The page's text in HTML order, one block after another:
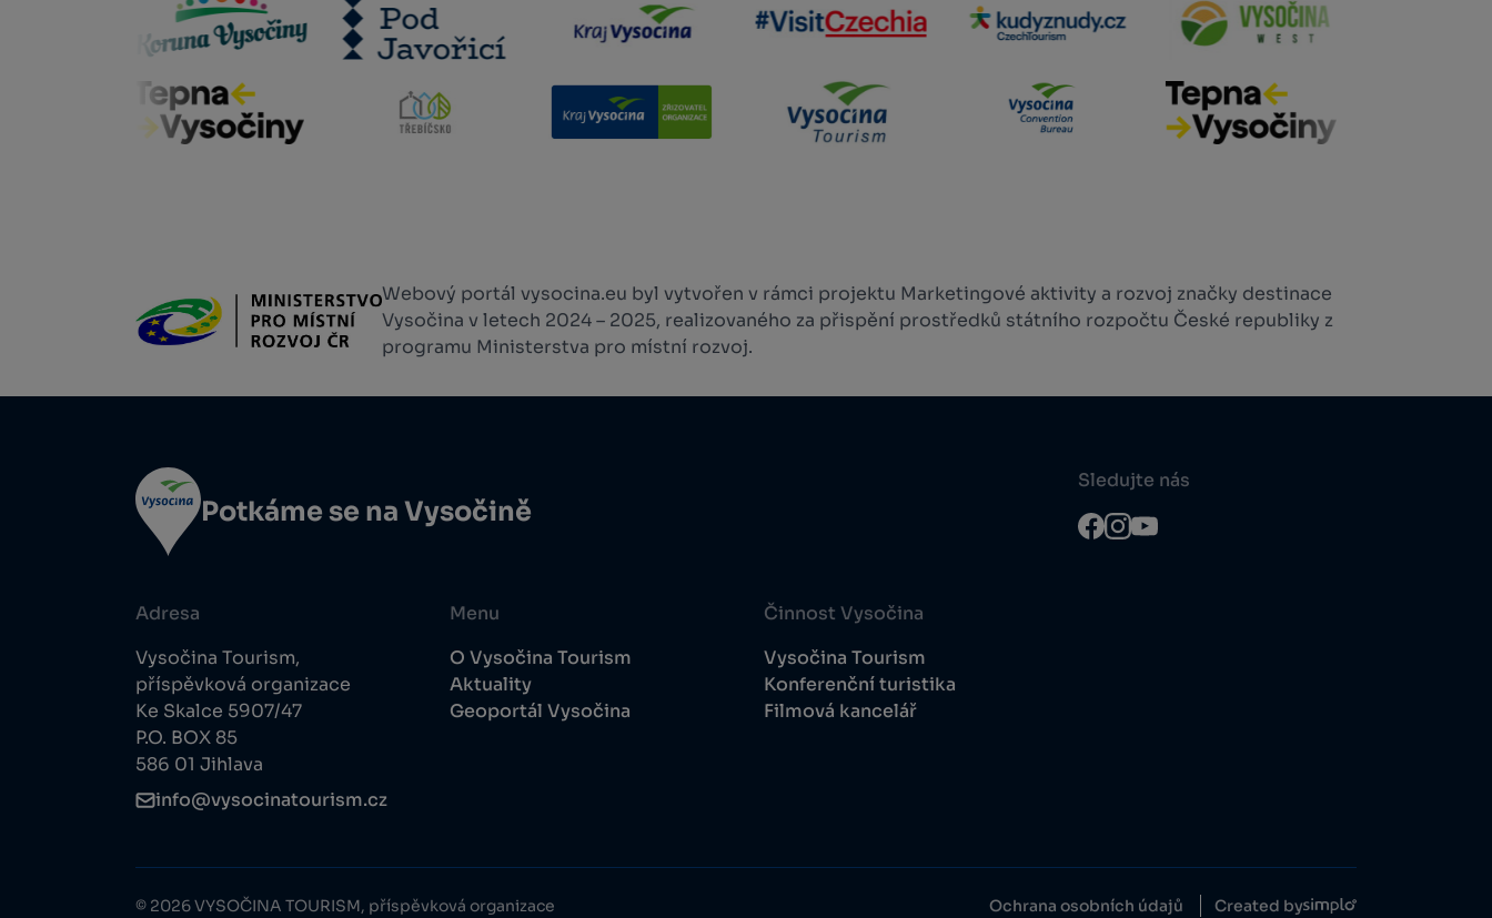
Webový portál vysocina.eu byl vytvořen v rámci projektu Marketingové aktivity a rozvoj značky destinace
Vysočina v letech 2024 – 2025, realizovaného za přispění prostředků státního rozpočtu České republiky z
programu Ministerstva pro místní rozvoj.
Potkáme se na Vysočině
Adresa
Vysočina Tourism,
příspěvková organizace
Ke Skalce 5907/47
P.O. BOX 85
586 01 Jihlava
info@vysocinatourism.cz
Menu
O Vysočina Tourism
Aktuality
Geoportál Vysočina
Činnost Vysočina
Vysočina Tourism
Konferenční turistika
Filmová kancelář
Sledujte nás
© 2026 VYSOČINA TOURISM, příspěvková organizace Ochrana osobních údajů Created by